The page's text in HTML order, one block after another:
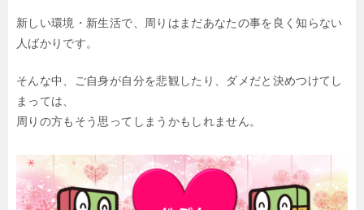
新しい環境・新生活で、周りはまだあなたの事を良く知らない
人ばかりです。
そんな中、ご自身が自分を悲観したり、ダメだと決めつけてし
まっては、
周りの方もそう思ってしまうかもしれません。